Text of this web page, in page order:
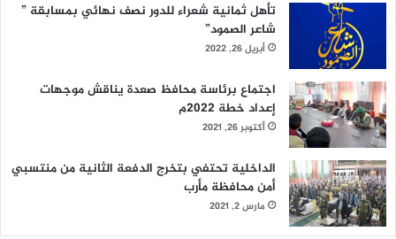
تأهل ثمانية شعراء للدور نصف نهائي بمسابقة ”
شاعر الصمود”
أبريل 26, 2022
اجتماع برئاسة محافظ صعدة يناقش موجهات
إعداد خطة 2022م
أكتوبر 26, 2021
الداخلية تحتفي بتخرج الدفعة الثانية من منتسبي
أمن محافظة مأرب
مارس 2, 2021